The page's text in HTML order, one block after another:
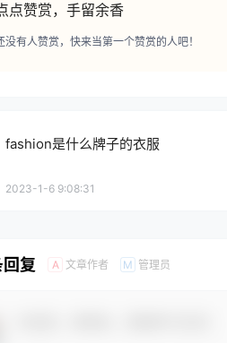
点赞赏，手留余香
没有人赞赏，快来当第一个赞赏的人吧！
fashion是什么牌子的衣服
2023-1-6 9:08:31
复 A 文章作者 M 管理员